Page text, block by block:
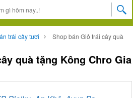
trái cây tươi
Shop bán Giỏ trái cây quà
quà tặng Kông Chro Gia